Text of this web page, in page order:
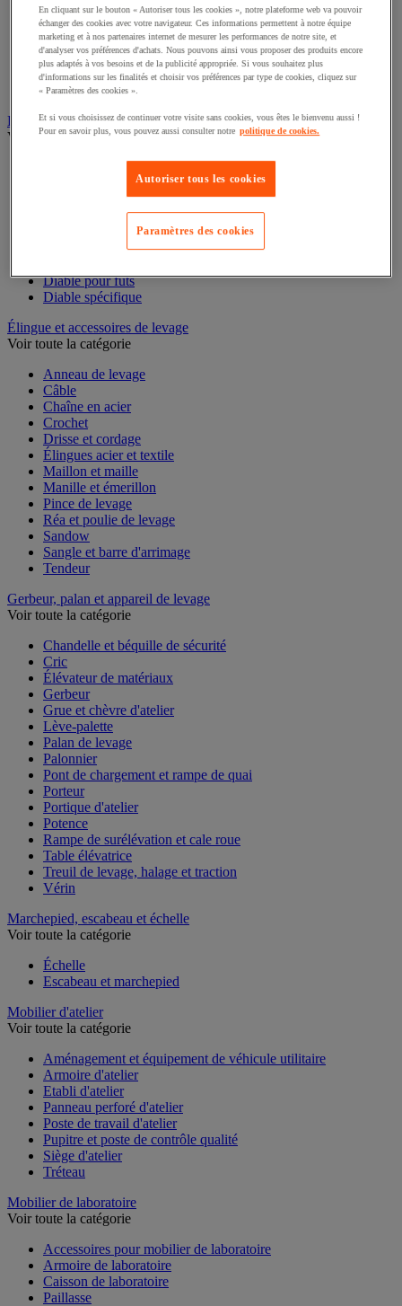
Convoyeur extensible et mobile
Convoyeur motorisé à bande
Convoyeur pour palettes
Rail et barrette de manutention
Rouleau de manutention et galet pour convoyeur
Table à billes
Diable
Voir toute la catégorie
Diable aluminium et inox
Diable charges hautes
Diable pour fûts
Diable spécifique
Élingue et accessoires de levage
Voir toute la catégorie
Anneau de levage
Câble
Chaîne en acier
Crochet
Drisse et cordage
Élingues acier et textile
Maillon et maille
Manille et émerillon
Pince de levage
Réa et poulie de levage
Sandow
Sangle et barre d'arrimage
Tendeur
Gerbeur, palan et appareil de levage
Voir toute la catégorie
Chandelle et béquille de sécurité
Cric
Élévateur de matériaux
Gerbeur
Grue et chèvre d'atelier
Lève-palette
Palan de levage
Palonnier
Pont de chargement et rampe de quai
Porteur
Portique d'atelier
Potence
Rampe de surélévation et cale roue
Table élévatrice
Treuil de levage, halage et traction
Vérin
Marchepied, escabeau et échelle
Voir toute la catégorie
Échelle
Escabeau et marchepied
Mobilier d'atelier
Voir toute la catégorie
Aménagement et équipement de véhicule utilitaire
Armoire d'atelier
Etabli d'atelier
Panneau perforé d'atelier
Poste de travail d'atelier
Pupitre et poste de contrôle qualité
Siège d'atelier
Tréteau
Mobilier de laboratoire
Voir toute la catégorie
Accessoires pour mobilier de laboratoire
Armoire de laboratoire
Caisson de laboratoire
Paillasse
En cliquant sur le bouton « Autoriser tous les cookies », notre plateforme web va pouvoir
échanger des cookies avec votre navigateur. Ces informations permettent à notre équipe
marketing et à nos partenaires internet de mesurer les performances de notre site, et
d'analyser vos préférences d'achats. Nous pouvons ainsi vous proposer des produits encore
plus adaptés à vos besoins et de la publicité appropriée. Si vous souhaitez plus
d'informations sur les finalités et choisir vos préférences par type de cookies, cliquez sur
« Paramètres des cookies ».
Et si vous choisissez de continuer votre visite sans cookies, vous êtes le bienvenu aussi !
Pour en savoir plus, vous pouvez aussi consulter notre politique de cookies.
Autoriser tous les cookies
Paramètres des cookies